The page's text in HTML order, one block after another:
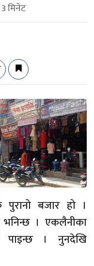
3मिनेट
बजार हो ।
। एकलैनीका
पाइन्छ । नुनदेखि